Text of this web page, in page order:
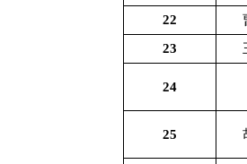
22
23
24
25